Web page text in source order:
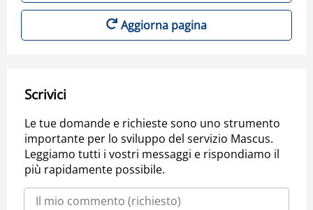
Aggiorna pagina
Scrivici
Le tue domande e richieste sono uno strumento
importante per lo sviluppo del servizio Mascus.
Leggiamo tutti i vostri messaggi e rispondiamo il
più rapidamente possibile.